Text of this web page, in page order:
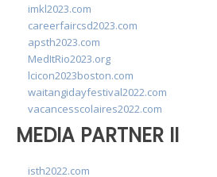
imkl2023.com
careerfaircsd2023.com
apsth2023.com
MedItRio2023.org
lcicon2023boston.com
waitangidayfestival2022.com
vacancesscolaires2022.com
MEDIA PARTNER II
isth2022.com